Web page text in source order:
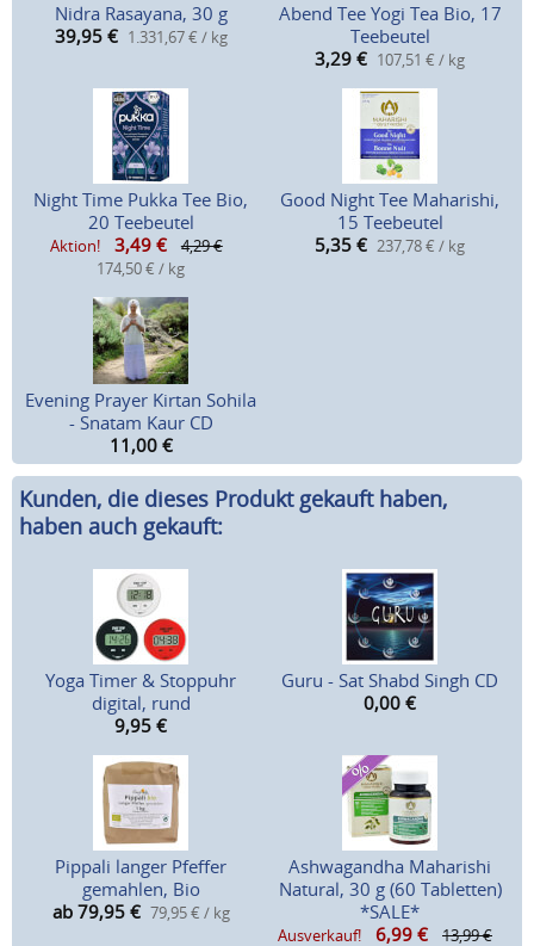
Nidra Rasayana, 30 g
39,95 € 1.331,67 € / kg
Abend Tee Yogi Tea Bio, 17
Teebeutel
3,29 € 107,51 € / kg
Night Time Pukka Tee Bio,
20 Teebeutel
Aktion! 3,49 €
4,29 €
174,50 € / kg
Good Night Tee Maharishi,
15 Teebeutel
5,35 € 237,78 € / kg
Evening Prayer Kirtan Sohila
- Snatam Kaur CD
11,00 €
Kunden, die dieses Produkt gekauft haben,
haben auch gekauft:
Yoga Timer & Stoppuhr
digital, rund
9,95 €
Guru - Sat Shabd Singh CD
0,00 €
Pippali langer Pfeffer
gemahlen, Bio
ab 79,95 € 79,95 € / kg
Ashwagandha Maharishi
Natural, 30 g (60 Tabletten)
*SALE*
Ausverkauf! 6,99 €
13,99 €